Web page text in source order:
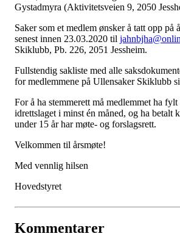
Gystadmyra (Aktivitetsveien 9, 2050
Saker som et medlem ønsker å tatt opp på
senest innen 23.03.2020 til
Skiklubb, Pb. 226, 2051 Jessheim.
Fullstendig sakliste med alle
for medlemmene på Ullensaker Skiklubb
For å ha stemmerett må medlemmet ha
idrettslaget i minst én måned, og ha betalt
under 15 år har møte- og forslagsrett.
Velkommen til årsmøte!
Med vennlig hilsen
Hovedstyret
Kommentarer